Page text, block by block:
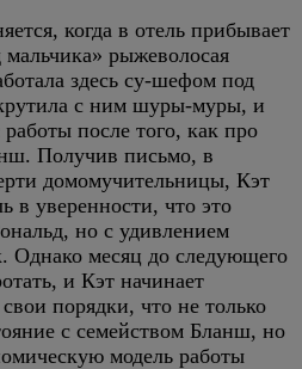
когда в отель прибывает
рыжеволосая
здесь су-шефом под
с ним шуры-муры, и
после того, как про
Получив письмо, в
домомучительницы, Кэт
в уверенности, что это
но с удивлением
Однако месяц до следующего
и Кэт начинает
порядки, что не только
с семейством Бланш, но
модель работы